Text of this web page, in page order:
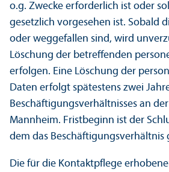
o.g. Zwecke erforderlich ist oder
gesetzlich vorgesehen ist. Sobald
oder weggefallen sind, wird
Löschung der betreffenden
erfolgen. Eine Löschung der
Daten erfolgt spätestens zwei
Beschäftigungs­verhältnisses an
Mannheim. Fristbeginn ist der
dem das Beschäftigungs­verhältnis
Die für die Kontaktpflege